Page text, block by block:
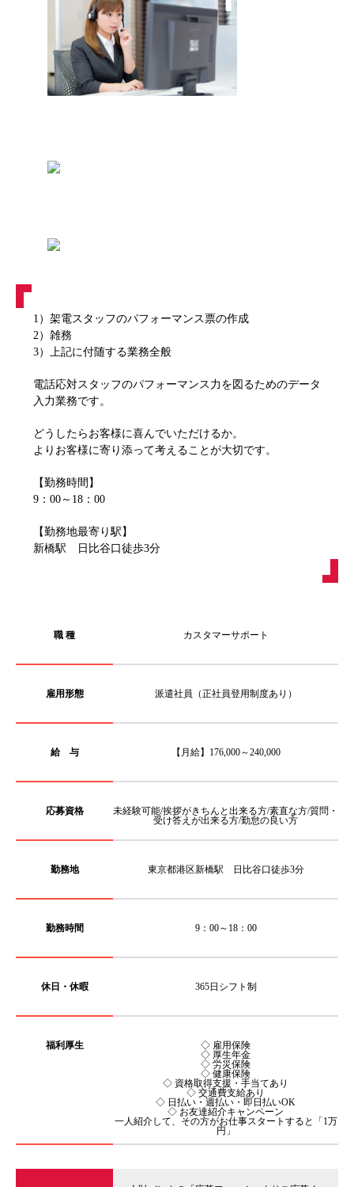
1）架電スタッフのパフォーマンス票の作成
2）雑務
3）上記に付随する業務全般
電話応対スタッフのパフォーマンス力を図るためのデータ
入力業務です。
どうしたらお客様に喜んでいただけるか。
よりお客様に寄り添って考えることが大切です。
【勤務時間】
9：00～18：00
【勤務地最寄り駅】
新橋駅 日比谷口徒歩3分
職 種 カスタマーサポート
雇用形態 派遣社員（正社員登用制度あり）
給 与 【月給】176,000～240,000
応募資格
未経験可能/挨拶がきちんと出来る方/素直な方/質問・
受け答えが出来る方/勤怠の良い方
勤務地 東京都港区新橋駅 日比谷口徒歩3分
勤務時間 9：00～18：00
休日・休暇 365日シフト制
福利厚生
◇ 雇用保険
◇ 厚生年金
◇ 労災保険
◇ 健康保険
◇ 資格取得支援・手当てあり
◇ 交通費支給あり
◇ 日払い・週払い・即日払いOK
◇ お友達紹介キャンペーン
一人紹介して、その方がお仕事スタートすると「1万
円」